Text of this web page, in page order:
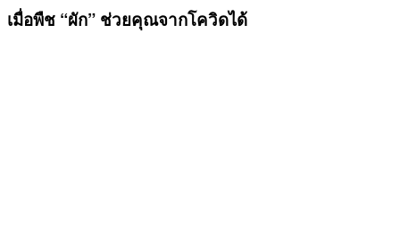
เมื่อพืช “ผัก” ช่วยคุณจากโควิดได้